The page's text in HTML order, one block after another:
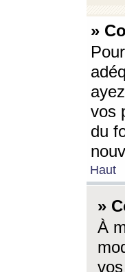
»
vos
du
Haut
»
À